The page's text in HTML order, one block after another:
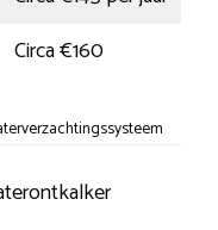
Circa €160